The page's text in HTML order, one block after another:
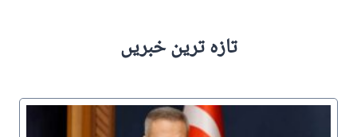
تازہ ترین خبریں